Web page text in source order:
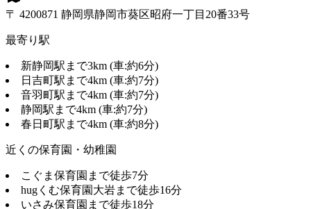
〒 4200871 静岡県静岡市葵区昭府一丁目20番33号
最寄り駅
新静岡駅まで3km (車:約6分)
日吉町駅まで4km (車:約7分)
音羽町駅まで4km (車:約7分)
静岡駅まで4km (車:約7分)
春日町駅まで4km (車:約8分)
近くの保育園・幼稚園
こぐま保育園まで徒歩7分
hugくむ保育園大岩まで徒歩16分
いさみ保育園まで徒歩18分